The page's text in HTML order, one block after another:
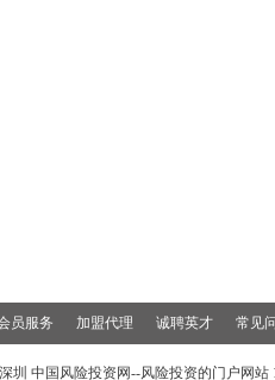
员服务 加盟代理 诚聘英才 常见
圳 中国风险投资网--风险投资的门户网